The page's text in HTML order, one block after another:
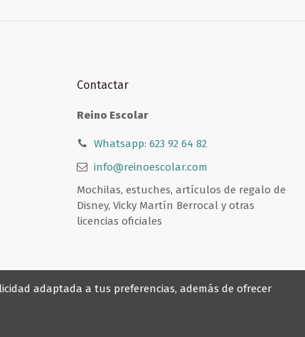
Contactar
Reino Escolar
Whatsapp: 623 92 64 82
info@reinoescolar.com
Mochilas, estuches, artículos de regalo de
Disney, Vicky Martín Berrocal y otras
licencias oficiales
adaptada a tus preferencias, además de ofrecer